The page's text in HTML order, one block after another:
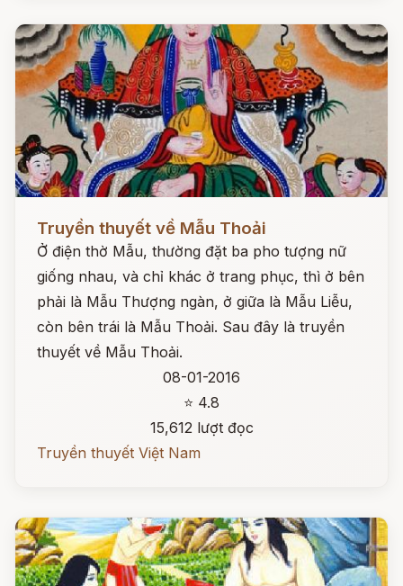
Đọc ngay
Truyền thuyết về Mẫu Thoải
Ở điện thờ Mẫu, thường đặt ba pho tượng nữ
giống nhau, và chỉ khác ở trang phục, thì ở bên
phải là Mẫu Thượng ngàn, ở giữa là Mẫu Liễu,
còn bên trái là Mẫu Thoải. Sau đây là truyền
thuyết về Mẫu Thoải.
08-01-2016
⭐ 4.8
15,612 lượt đọc
Truyền thuyết Việt Nam